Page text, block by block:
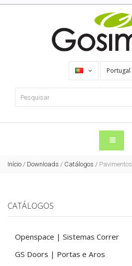
Portugal
Início / Downloads / Catálogos / Pavimentos
CATÁLOGOS
Openspace | Sistemas Correr
GS Doors | Portas e Aros